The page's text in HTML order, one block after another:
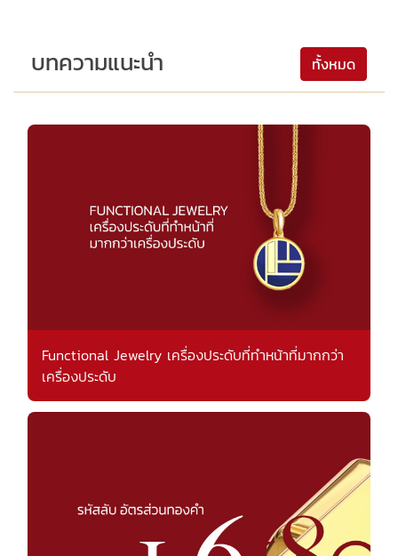
บทความแนะนำ ทั้งหมด
Functional Jewelry เครื่องประดับที่ทำหน้าที่มากกว่า
เครื่องประดับ